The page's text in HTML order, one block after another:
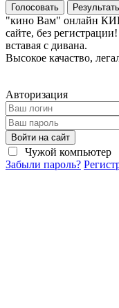
Голосовать
"кино Вам" онлайн
сайте, без
вставая с дивана.
Высокое качаство,
Авторизация
Войти на сайт
Чужой компьютер
Забыли пароль?